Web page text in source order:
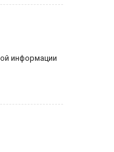
информации